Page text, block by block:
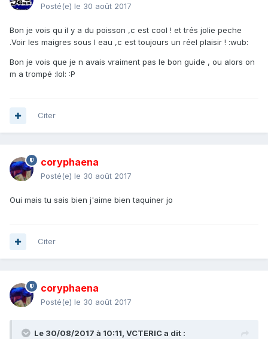
Posté(e) le 30 août 2017
Bon je vois qu il y a du poisson ,c est cool ! et trés jolie peche
.Voir les maigres sous l eau ,c est toujours un réel plaisir ! :wub:
Bon je vois que je n avais vraiment pas le bon guide , ou alors on
m a trompé :lol: :P
Citer
coryphaena
Posté(e) le 30 août 2017
Oui mais tu sais bien j'aime bien taquiner jo
Citer
coryphaena
Posté(e) le 30 août 2017
Le 30/08/2017 à 10:11, VCTERIC a dit :